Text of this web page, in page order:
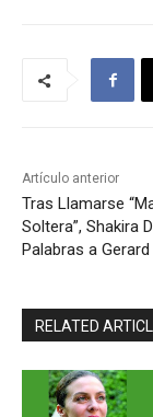
Artículo anterior
Tras Llamarse
Soltera”, Shakira
Palabras a Gerard
RELATED